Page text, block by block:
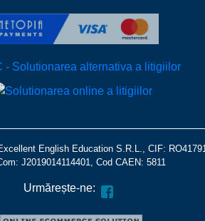
English Education S.R.L., CIF:
J2019014114401, Cod CAEN: 5811
Urmărește-ne: